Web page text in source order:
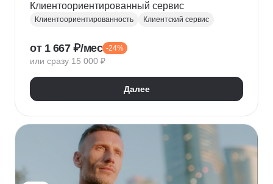
Клиентоориентированный сервис
Клиентоориентированность Клиентский сервис
от 1 667 ₽/мес -24%
или сразу 15 000 ₽
Далее